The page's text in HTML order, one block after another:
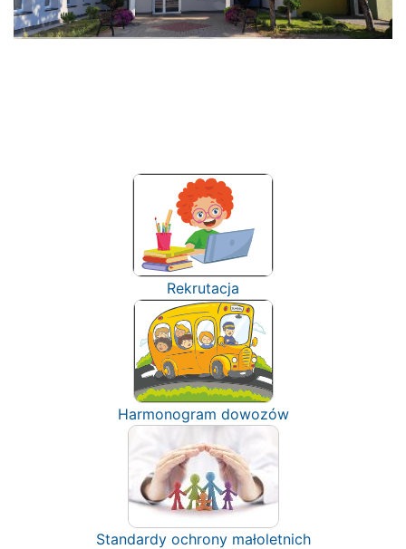
Rekrutacja
Harmonogram dowozów
Standardy ochrony małoletnich